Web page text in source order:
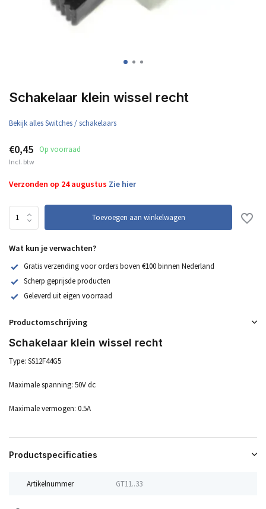
Schakelaar klein wissel recht
Bekijk alles Switches / schakelaars
€0,45 Op voorraad
Incl. btw
Verzonden op 24 augustus Zie hier
Toevoegen aan winkelwagen
Wat kun je verwachten?
Gratis verzending voor orders boven €100 binnen Nederland
Scherp geprijsde producten
Geleverd uit eigen voorraad
Productomschrijving
Schakelaar klein wissel recht
Type: SS12F44G5
Maximale spanning: 50V dc
Maximale vermogen: 0.5A
Productspecificaties
Artikelnummer GT11..33